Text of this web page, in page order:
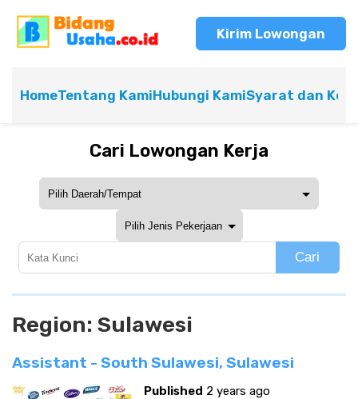
Kirim Lowongan
HomeTentang KamiHubungi KamiSyarat dan
Cari Lowongan Kerja
Cari
Region: Sulawesi
Assistant - South Sulawesi, Sulawesi
Published 2 years ago